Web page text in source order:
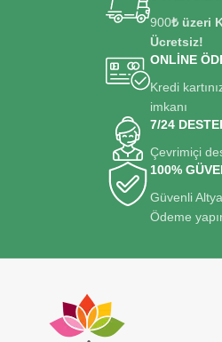
900₺ üzeri
Ücretsiz!
ONLİNE
Kredi
imkanı
7/24
Çevrimiçi
100%
Güvenli
Ödeme